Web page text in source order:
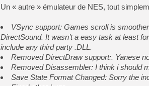
Un « autre » émulateur de NES, tout
VSync support: Games scroll is
DirectSound. It wasn’t a easy task at least
include any third party .DLL.
Removed DirectDraw support:. Yanese
Removed Disassembler: I think i should
Save State Format Changed: Sorry the